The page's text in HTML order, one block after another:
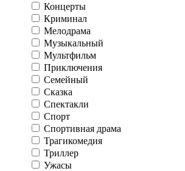
Концерты
Криминал
Мелодрама
Музыкальный
Мультфильм
Приключения
Семейный
Сказка
Спектакли
Спорт
Спортивная драма
Трагикомедия
Триллер
Ужасы